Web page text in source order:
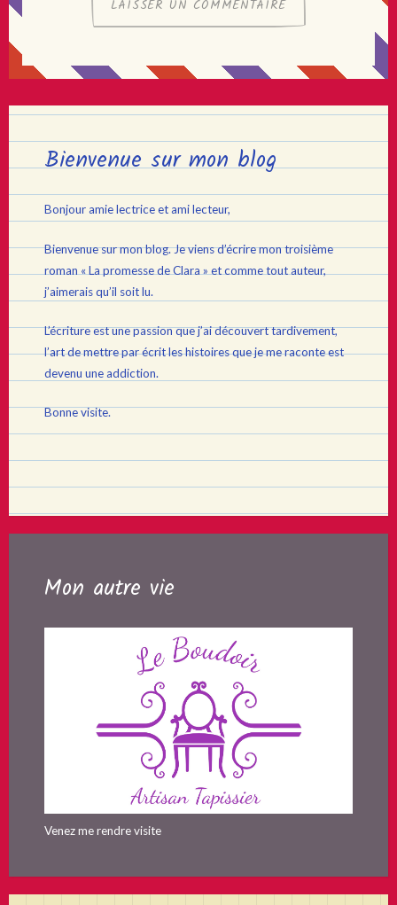
Bienvenue sur mon blog
Bonjour amie lectrice et ami lecteur,
Bienvenue sur mon blog. Je viens d’écrire mon troisième
roman « La promesse de Clara » et comme tout auteur,
j’aimerais qu’il soit lu.
L’écriture est une passion que j’ai découvert tardivement,
l’art de mettre par écrit les histoires que je me raconte est
devenu une addiction.
Bonne visite.
Mon autre vie
Venez me rendre visite